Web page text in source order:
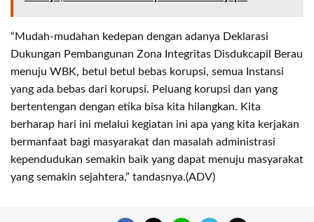
“Mudah-mudahan kedepan dengan adanya Deklarasi
Dukungan Pembangunan Zona Integritas Disdukcapil Berau
menuju WBK, betul betul bebas korupsi, semua Instansi
yang ada bebas dari korupsi. Peluang korupsi dan yang
bertentengan dengan etika bisa kita hilangkan. Kita
berharap hari ini melalui kegiatan ini apa yang kita kerjakan
bermanfaat bagi masyarakat dan masalah administrasi
kependudukan semakin baik yang dapat menuju masyarakat
yang semakin sejahtera,” tandasnya.(ADV)